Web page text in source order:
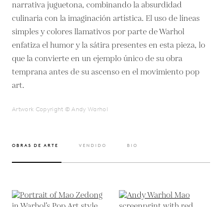
narrativa juguetona, combinando la absurdidad
culinaria con la imaginación artística. El uso de líneas
simples y colores llamativos por parte de Warhol
enfatiza el humor y la sátira presentes en esta pieza, lo
que la convierte en un ejemplo único de su obra
temprana antes de su ascenso en el movimiento pop
art.
Artwork Copyright © Andy Warhol
OBRAS DE ARTE VENDIDO BIO